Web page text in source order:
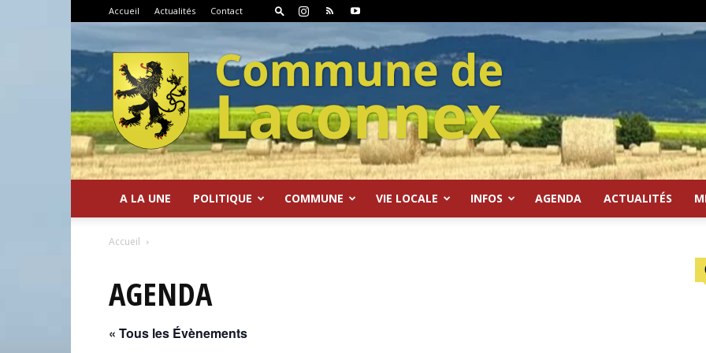
Accueil Actualités Contact
A LA UNE POLITIQUE COMMUNE VIE LOCALE INFOS AGENDA ACTUALITÉS
Accueil
AGENDA
« Tous les Évènements